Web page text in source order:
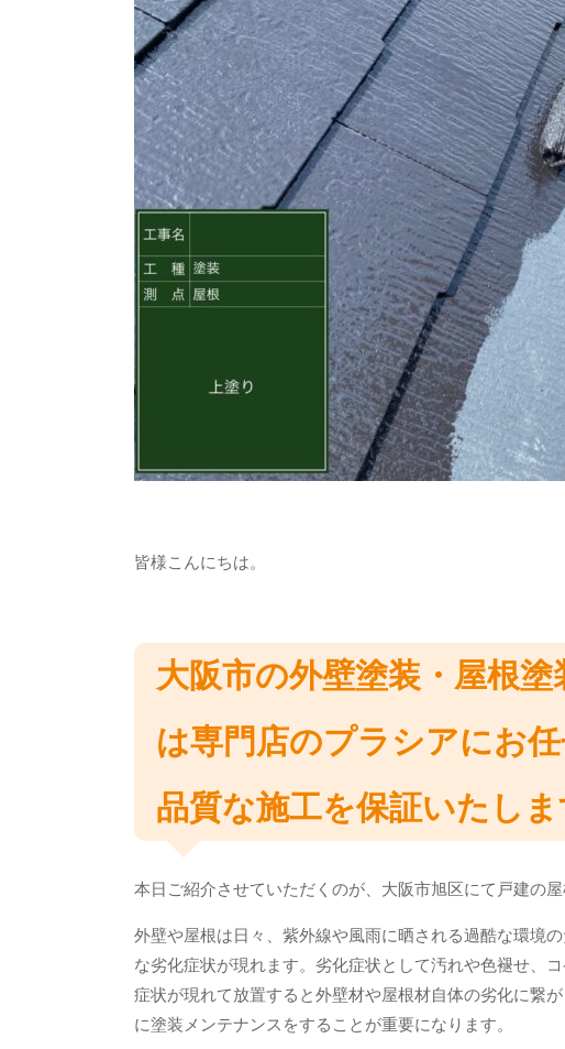
皆様こんにちは。
大阪市の外壁塗装・屋根
は専門店のプラシアにお
品質な施工を保証いたし
本日ご紹介させていただくのが、大阪市旭区にて戸建の屋
外壁や屋根は日々、紫外線や風雨に晒される過酷な環境
な劣化症状が現れます。劣化症状として汚れや色褪せ、
症状が現れて放置すると外壁材や屋根材自体の劣化に繋
に塗装メンテナンスをすることが重要になります。